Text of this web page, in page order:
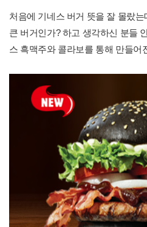
처음에 기네스 버거 뜻을 잘 몰랐
큰 버거인가? 하고 생각하신 분들
스 흑맥주와 콜라보를 통해 만들어